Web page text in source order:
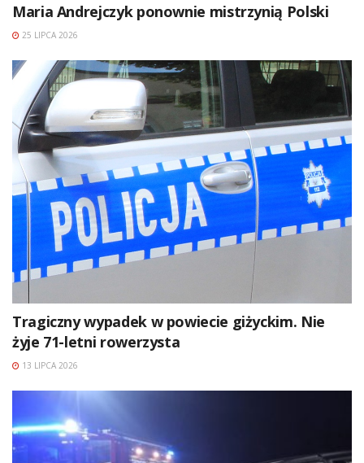
Maria Andrejczyk ponownie mistrzynią Polski
25 LIPCA 2026
Tragiczny wypadek w powiecie giżyckim. Nie
żyje 71-letni rowerzysta
13 LIPCA 2026